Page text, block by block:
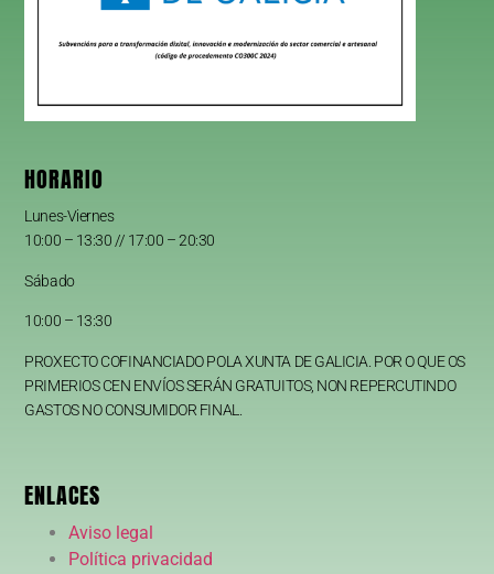
HORARIO
Lunes-Viernes
10:00 – 13:30 // 17:00 – 20:30
Sábado
10:00 – 13:30
PROXECTO COFINANCIADO POLA XUNTA DE GALICIA. POR O QUE OS
PRIMERIOS CEN ENVÍOS SERÁN GRATUITOS, NON REPERCUTINDO
GASTOS NO CONSUMIDOR FINAL.
ENLACES
Aviso legal
Política privacidad